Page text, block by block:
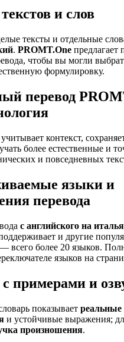
и слов
тексты и отдельные
. PROMT.One предлагает
чтобы вы могли
формулировку.
перевод
учитывает контекст,
более естественные и
и повседневных
языки и
перевода
с английского на
и другие
всего более 20 языков.
языков на
примерами и
показывает
и устойчивые выражения;
произношения.